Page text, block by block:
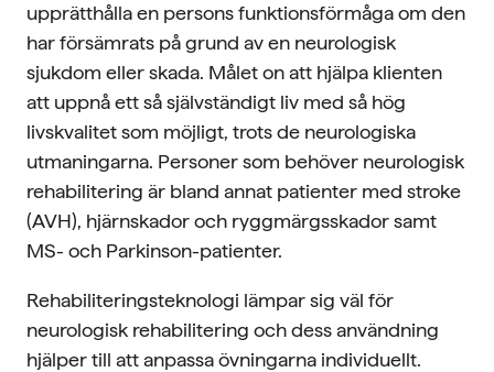
upprätthålla en persons funktionsförmåga om den
har försämrats på grund av en neurologisk
sjukdom eller skada. Målet on att hjälpa klienten
att uppnå ett så självständigt liv med så hög
livskvalitet som möjligt, trots de neurologiska
utmaningarna. Personer som behöver neurologisk
rehabilitering är bland annat patienter med stroke
(AVH), hjärnskador och ryggmärgsskador samt
MS- och Parkinson-patienter.
Rehabiliteringsteknologi lämpar sig väl för
neurologisk rehabilitering och dess användning
hjälper till att anpassa övningarna individuellt.